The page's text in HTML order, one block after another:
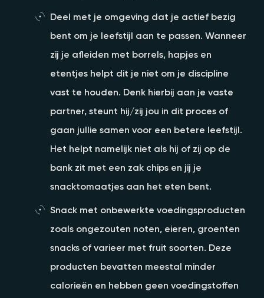
Deel met je omgeving dat je actief bezig
bent om je leefstijl aan te passen. Wanneer
zij je afleiden met borrels, hapjes en
etentjes helpt dit je niet om je discipline
vast te houden. Denk hierbij aan je vaste
partner, steunt hij/zij jou in dit proces of
gaan jullie samen voor een betere leefstijl.
Het helpt namelijk niet als hij of zij op de
bank zit met een zak chips en jij je
snacktomaatjes aan het eten bent.
Snack met onbewerkte voedingsproducten
zoals ongezouten noten, eieren, groenten
snacks of varieer met fruit soorten. Deze
producten bevatten meestal minder
calorieën en hebben geen voedingstoffen